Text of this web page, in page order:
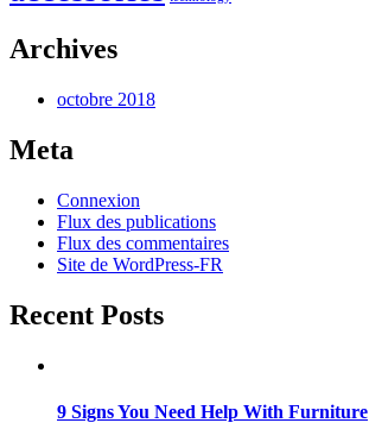
Archives
octobre 2018
Meta
Connexion
Flux des publications
Flux des commentaires
Site de WordPress-FR
Recent Posts
9 Signs You Need Help With Furniture